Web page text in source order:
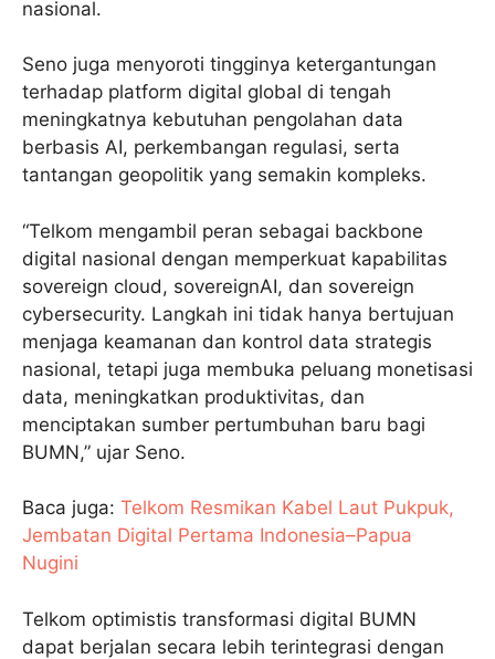
nasional.
Seno juga menyoroti tingginya ketergantungan
terhadap platform digital global di tengah
meningkatnya kebutuhan pengolahan data
berbasis AI, perkembangan regulasi, serta
tantangan geopolitik yang semakin kompleks.
“Telkom mengambil peran sebagai backbone
digital nasional dengan memperkuat kapabilitas
sovereign cloud, sovereignAI, dan sovereign
cybersecurity. Langkah ini tidak hanya bertujuan
menjaga keamanan dan kontrol data strategis
nasional, tetapi juga membuka peluang monetisasi
data, meningkatkan produktivitas, dan
menciptakan sumber pertumbuhan baru bagi
BUMN,” ujar Seno.
Baca juga: Telkom Resmikan Kabel Laut Pukpuk,
Jembatan Digital Pertama Indonesia–Papua
Nugini
Telkom optimistis transformasi digital BUMN
dapat berjalan secara lebih terintegrasi dengan